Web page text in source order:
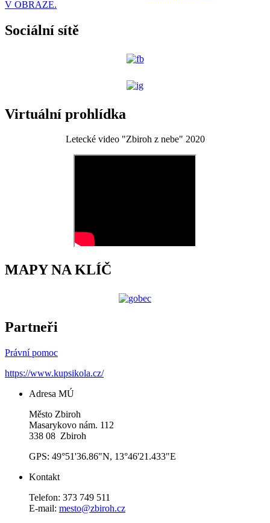
V OBRAZE.
Sociální sítě
Virtuální prohlídka
Letecké video "Zbiroh z nebe" 2020
MAPY NA KLÍČ
Partneři
Právní pomoc
https://www.kupsikola.cz/
Adresa MÚ
Město Zbiroh
Masarykovo nám. 112
338 08 Zbiroh
GPS: 49°51'36.86"N, 13°46'21.433"E
Kontakt
Telefon: 373 749 511
E-mail: mesto@zbiroh.cz